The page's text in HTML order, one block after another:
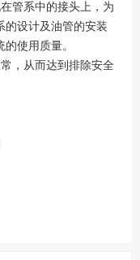
管系中的接头上，为
的设计及油管的安装
的使用质量。
，从而达到排除安全